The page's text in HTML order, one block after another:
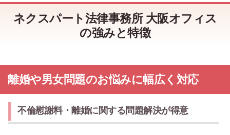
ネクスパート法律事務所 大阪オフィス
の強みと特徴
離婚や男女問題のお悩みに幅広く対応
不倫慰謝料・離婚に関する問題解決が得意